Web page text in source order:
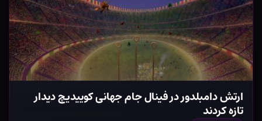
ارتش دامبلدور در فینال جام جهانی کوییدیچ دیدار
تازه کردند